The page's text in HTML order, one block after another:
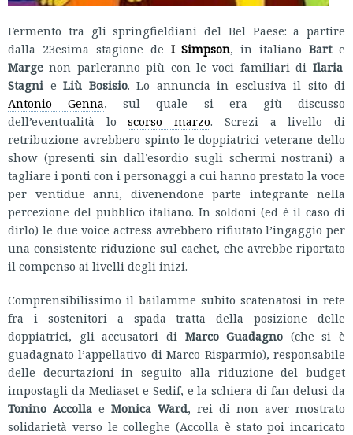
Fermento tra gli springfieldiani del Bel Paese: a partire
dalla 23esima stagione de I Simpson, in italianoBarte
Margenon parleranno più con le voci familiari di Ilaria
Stagni e Liù Bosisio. Lo annuncia in esclusiva il sito di
Antonio Genna, sul quale si era giù discusso
dell’eventualità loscorso marzo. Screzi a livello di
retribuzione avrebbero spinto le doppiatrici veterane dello
show (presenti sin dall’esordio sugli schermi nostrani) a
tagliare i ponti con i personaggi a cui hanno prestato la voce
per ventidue anni, divenendone parte integrante nella
percezione del pubblico italiano. In soldoni (ed è il caso di
dirlo) le due voice actress avrebbero rifiutato l’ingaggio per
una consistente riduzione sul cachet, che avrebbe riportato
il compenso ai livelli degli inizi.
Comprensibilissimo il bailamme subito scatenatosi in rete
fra i sostenitori a spada tratta della posizione delle
doppiatrici, gli accusatori di Marco Guadagno (che si è
guadagnato l’appellativo di Marco Risparmio), responsabile
delle decurtazioni in seguito alla riduzione del budget
impostagli da Mediaset e Sedif, e la schiera di fan delusi da
Tonino Accolla e Monica Ward, rei di non aver mostrato
solidarietà verso le colleghe (Accolla è stato poi incaricato